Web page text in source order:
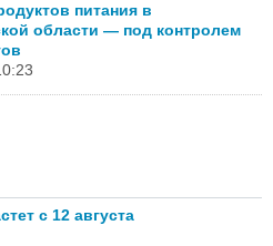
питания в
области — под контролем
с 12 августа